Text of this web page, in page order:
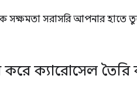
সক্ষমতা সরাসরি আপনার হাতে
করে ক্যারোসেল